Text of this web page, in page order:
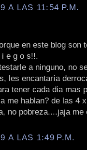
A LAS 11:54 P.M.
en este blog son
e g o s!!.
a ninguno, no
les encantaría
tener cada dia mas
me hablan? de las 4
no pobreza....jaja
A LAS 1:49 P.M.